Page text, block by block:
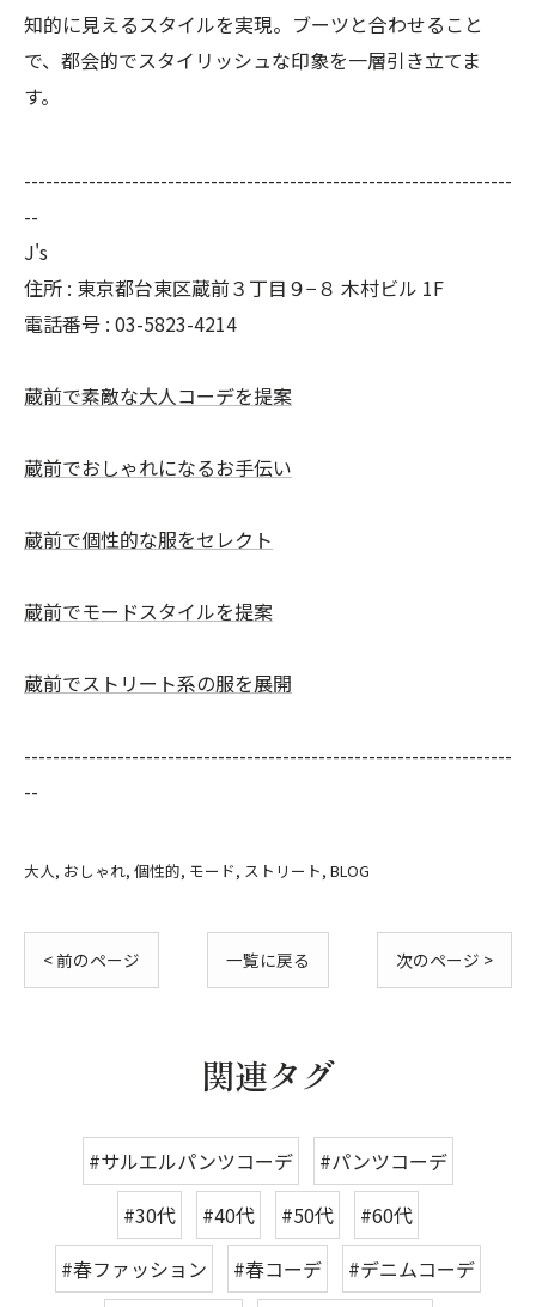
知的に見えるスタイルを実現。ブーツと合わせること
で、都会的でスタイリッシュな印象を一層引き立てま
す。
--------------------------------------------------------------------
--
J's
住所 : 東京都台東区蔵前３丁目９−８ 木村ビル 1F
電話番号 : 03-5823-4214
蔵前で素敵な大人コーデを提案
蔵前でおしゃれになるお手伝い
蔵前で個性的な服をセレクト
蔵前でモードスタイルを提案
蔵前でストリート系の服を展開
--------------------------------------------------------------------
--
大人 おしゃれ 個性的 モード ストリート BLOG
< 前のページ 一覧に戻る 次のページ >
関連タグ
#サルエルパンツコーデ
#パンツコーデ
#30代
#40代 #50代
#60代
#春ファッション
#春コーデ
#デニムコーデ